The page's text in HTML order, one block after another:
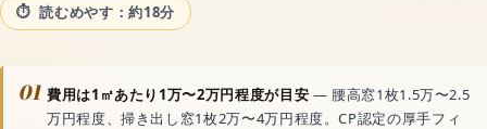
音声読み上げAI
読むめやす：約18分
01 費用は1㎡あたり1万〜2万円程度が目安 — 腰高窓1枚1.5万〜2.5
万円程度、掃き出し窓1枚2万〜4万円程度。CP認定の厚手フィ